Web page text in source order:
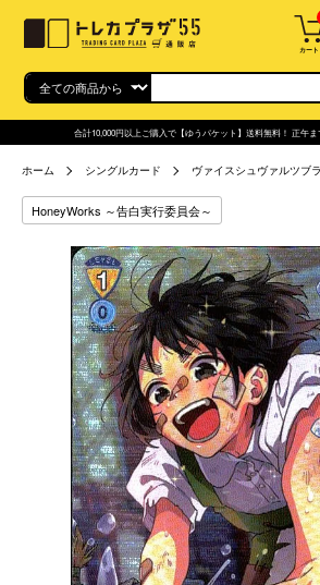
カート
合計10,000円以上ご購入で【ゆうパケット】送料無料！ 正午ま
ホーム シングルカード ヴァイスシュヴァルツブ
HoneyWorks ～告白実行委員会～